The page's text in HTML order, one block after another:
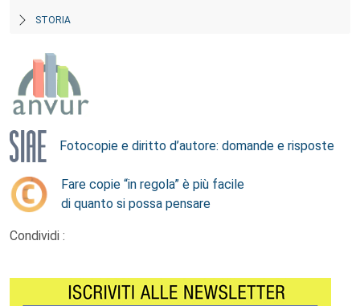
STORIA
Fotocopie e diritto d’autore: domande e risposte
Fare copie “in regola” è più facile
di quanto si possa pensare
Condividi :